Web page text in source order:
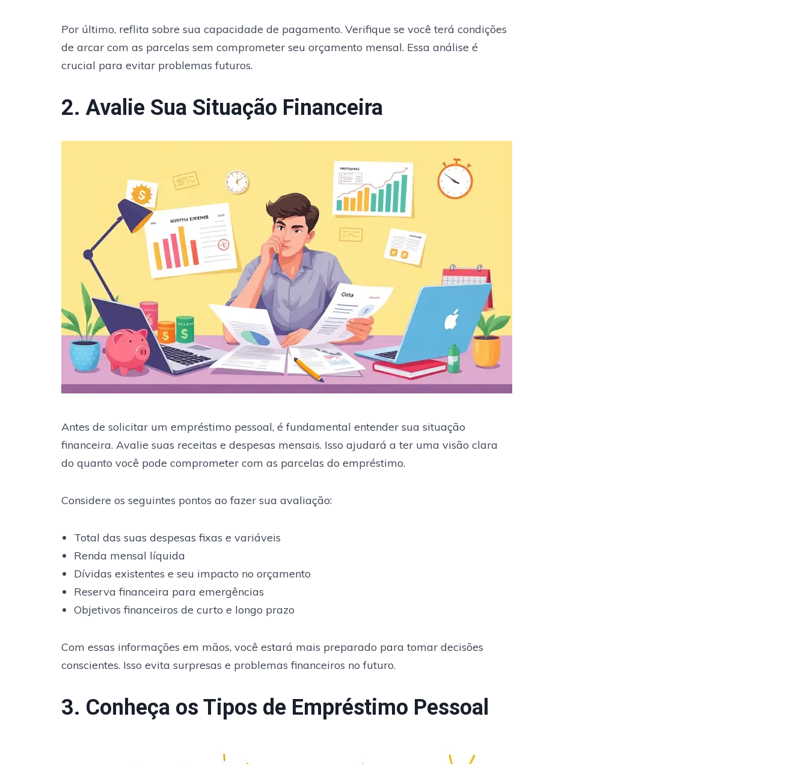
Por último, reflita sobre sua capacidade de pagamento. Verifique se você terá condições
de arcar com as parcelas sem comprometer seu orçamento mensal. Essa análise é
crucial para evitar problemas futuros.
2. Avalie Sua Situação Financeira
Antes de solicitar um empréstimo pessoal, é fundamental entender sua situação
financeira. Avalie suas receitas e despesas mensais. Isso ajudará a ter uma visão clara
do quanto você pode comprometer com as parcelas do empréstimo.
Considere os seguintes pontos ao fazer sua avaliação:
Total das suas despesas fixas e variáveis
Renda mensal líquida
Dívidas existentes e seu impacto no orçamento
Reserva financeira para emergências
Objetivos financeiros de curto e longo prazo
Com essas informações em mãos, você estará mais preparado para tomar decisões
conscientes. Isso evita surpresas e problemas financeiros no futuro.
3. Conheça os Tipos de Empréstimo Pessoal